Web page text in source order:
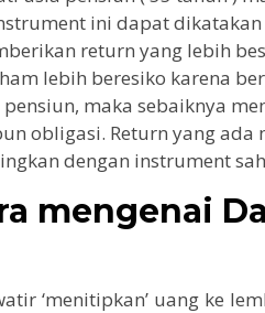
ini dapat
return yang lebih
lebih beresiko karena
pensiun, maka sebaiknya
obligasi. Return yang
dengan instrument
mengenai
‘menitipkan’ uang ke